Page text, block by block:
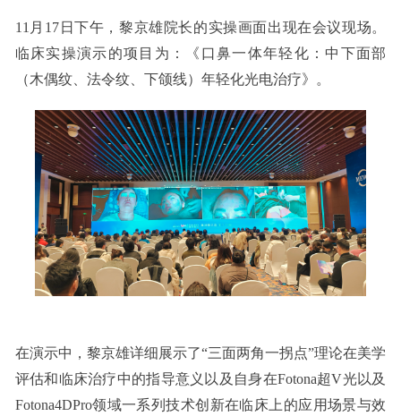
11月17日下午，黎京雄院长的实操画面出现在会议现场。
临床实操演示的项目为：《口鼻一体年轻化：中下面部
（木偶纹、法令纹、下颌线）年轻化光电治疗》。
在演示中，黎京雄详细展示了“三面两角一拐点”理论在美学
评估和临床治疗中的指导意义以及自身在Fotona超V光以及
Fotona4DPro领域一系列技术创新在临床上的应用场景与效